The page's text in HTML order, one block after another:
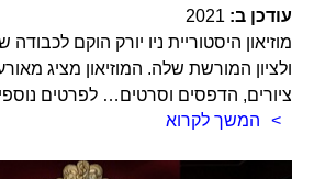
עודכן ב: 2021
מוזיאון היסטוריית ניו יורק הוקם לכבודה
ולציון המורשת שלה. המוזיאון מציג
ציורים, הדפסים וסרטים… לפרטים
המשך לקרוא